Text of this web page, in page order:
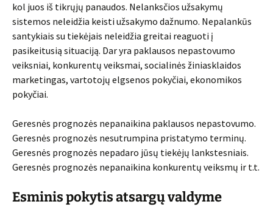
kol juos iš tikrųjų panaudos. Nelanksčios užsakymų
sistemos neleidžia keisti užsakymo dažnumo. Nepalankūs
santykiais su tiekėjais neleidžia greitai reaguoti į
pasikeitusią situaciją. Dar yra paklausos nepastovumo
veiksniai, konkurentų veiksmai, socialinės žiniasklaidos
marketingas, vartotojų elgsenos pokyčiai, ekonomikos
pokyčiai.
Geresnės prognozės nepanaikina paklausos nepastovumo.
Geresnės prognozės nesutrumpina pristatymo terminų.
Geresnės prognozės nepadaro jūsų tiekėjų lankstesniais.
Geresnės prognozės nepanaikina konkurentų veiksmų ir t.t.
Esminis pokytis atsargų valdyme